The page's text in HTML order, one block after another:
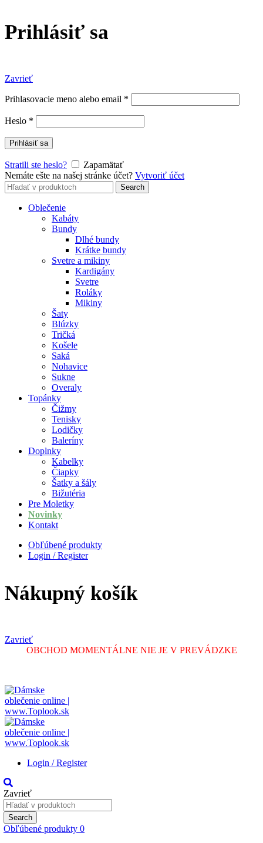
Prihlásiť sa
Zavrieť
Prihlasovacie meno alebo email *
Heslo *
Prihlásiť sa
Stratili ste heslo?
Zapamätať
Nemáte ešte na našej stránke účet? Vytvoriť účet
Search
for:
Search
Oblečenie
Kabáty
Bundy
Dlhé bundy
Krátke bundy
Svetre a mikiny
Kardigány
Svetre
Roláky
Mikiny
Šaty
Blúzky
Tričká
Košele
Saká
Nohavice
Sukne
Overaly
Topánky
Čižmy
Tenisky
Lodičky
Baleríny
Doplnky
Kabelky
Čiapky
Šatky a šály
Bižutéria
Pre Moletky
Novinky
Kontakt
Obľúbené produkty
Login / Register
Nákupný košík
Zavrieť
OBCHOD MOMENTÁLNE NIE JE V PREVÁDZKE
Login / Register
Zavrieť
Search
for:
Search
Obľúbené produkty 0